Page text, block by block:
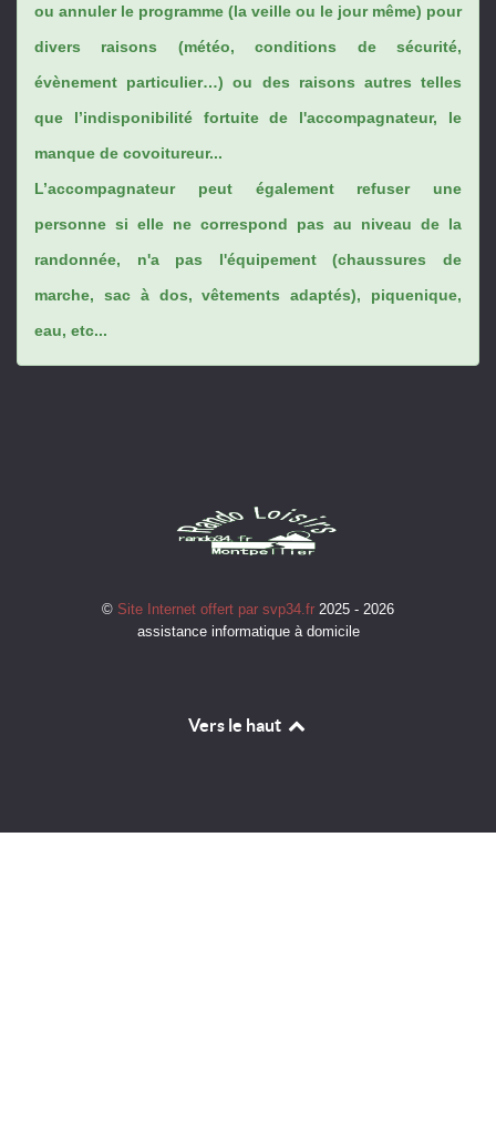
ou annuler le programme (la veille ou le jour même) pour
divers raisons (météo, conditions de sécurité,
évènement particulier…) ou des raisons autres telles
que l’indisponibilité fortuite de l'accompagnateur, le
manque de covoitureur...
L’accompagnateur peut également refuser une
personne si elle ne correspond pas au niveau de la
randonnée, n'a pas l'équipement (chaussures de
marche, sac à dos, vêtements adaptés), piquenique,
eau, etc...
© Site Internet offert par svp34.fr 2025 - 2026
assistance informatique à domicile
Vers le haut